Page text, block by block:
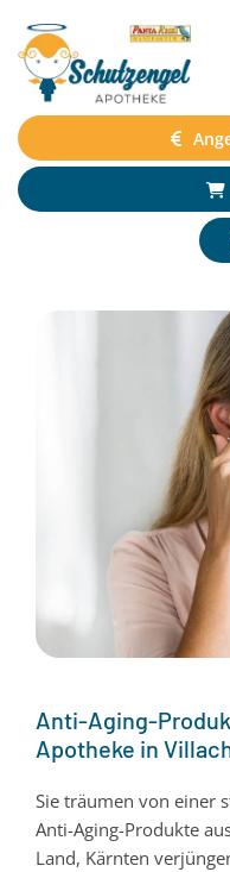
Anti-Aging-
Apotheke in
Sie träumen von einer
Anti-Aging-Produkte
Land, Kärnten